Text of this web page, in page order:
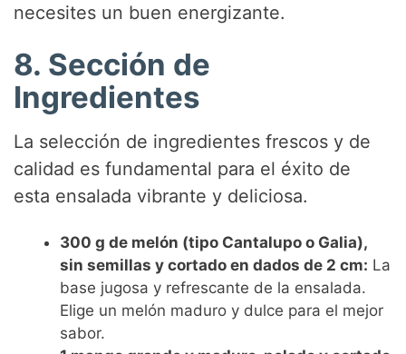
necesites un buen energizante.
8. Sección de
Ingredientes
La selección de ingredientes frescos y de
calidad es fundamental para el éxito de
esta ensalada vibrante y deliciosa.
300 g de melón (tipo Cantalupo o Galia),
sin semillas y cortado en dados de 2 cm: La
base jugosa y refrescante de la ensalada.
Elige un melón maduro y dulce para el mejor
sabor.